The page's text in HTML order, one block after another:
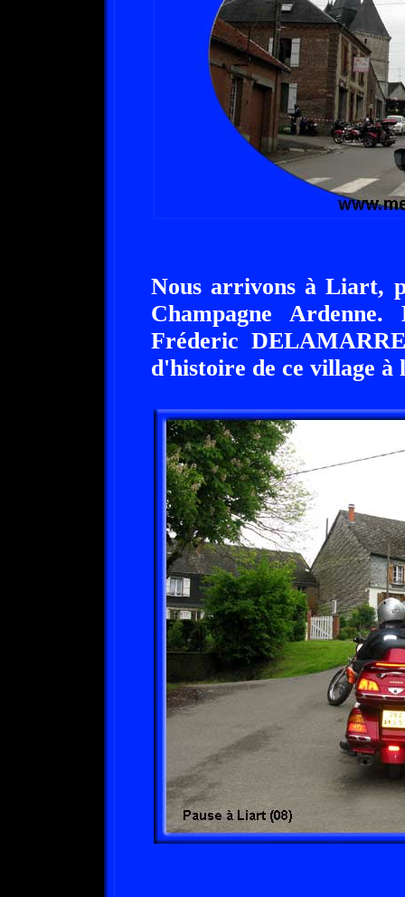
Nous arrivons à Liart,
Champagne
Fréderic
d'histoire de ce village à